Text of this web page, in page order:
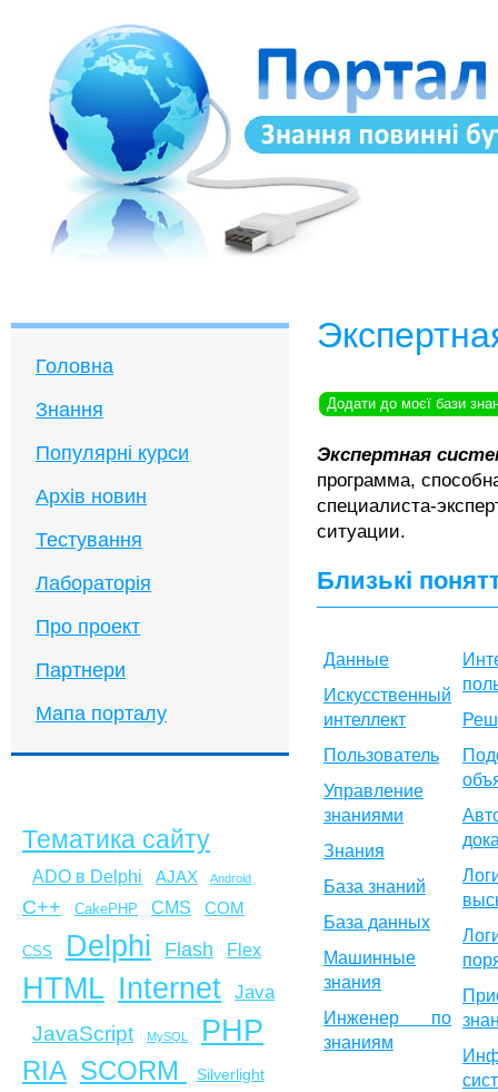
Головна
Знання
Популярні курси
Архів новин
Тестування
Лабораторія
Про проект
Партнери
Мапа порталу
Тематика сайту
ADO в Delphi AJAX Android
C++ CakePHP CMS COM
CSS Delphi Flash Flex
HTML Internet Java
JavaScript MySQL PHP
RIA SCORM Silverlight
Додати до моєї бази
Экспертная
программа,
специалиста-
ситуации.
Близькі
Данные
Искусственный
интеллект
Пользователь
Управление
знаниями
Знания
База знаний
База данных
Машинные
знания
Инженер по
знаниям